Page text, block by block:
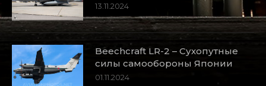
13.11.2024
Beechcraft LR-2 – Сухопутные
силы самообороны Японии
01.11.2024